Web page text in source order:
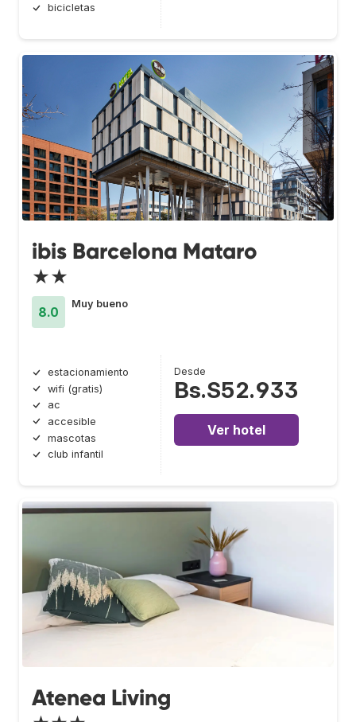
bicicletas
ibis Barcelona Mataro
★★
8.0
Muy bueno
estacionamiento
wifi (gratis)
ac
accesible
mascotas
club infantil
Desde
Bs.S52.933
Ver hotel
Atenea Living